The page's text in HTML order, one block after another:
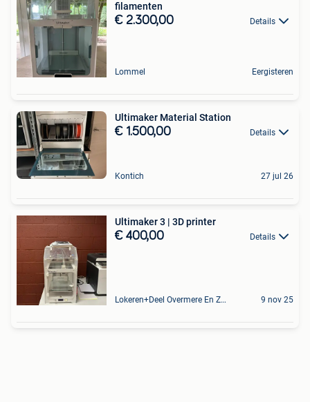
filamenten
€ 2.300,00 Details
Lommel Eergisteren
Ultimaker Material Station
€ 1.500,00 Details
Kontich 27 jul 26
Ultimaker 3 | 3D printer
€ 400,00 Details
Lokeren+Deel Overmere En Zele 9 nov 25